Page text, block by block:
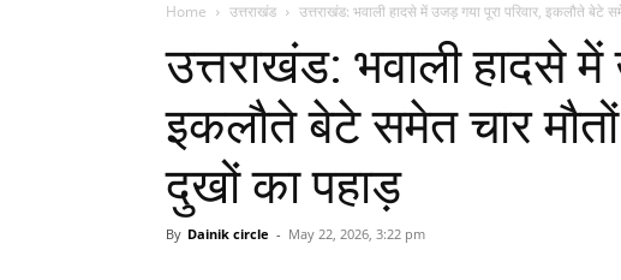
Home उत्तराखंड उत्तराखंड: भवाली हादसे में उजड़ गया पूरा परिवार, इकलौते बेटे
उत्तराखंड: भवाली हादसे में
इकलौते बेटे समेत चार मौतों
दुखों का पहाड़
By Dainik circle - May 22, 2026, 3:22 pm